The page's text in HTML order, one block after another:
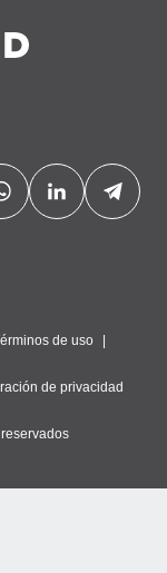
de uso
de privacidad